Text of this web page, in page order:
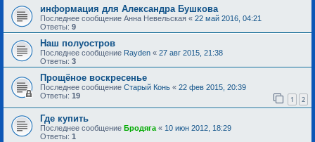
информация для Александра Бушкова
Последнее сообщение Анна Невельская « 22 май 2016, 04:21
Ответы: 9
Наш полуостров
Последнее сообщение Rayden « 27 авг 2015, 21:38
Ответы: 3
Прощёное воскресенье
Последнее сообщение Старый Конь « 22 фев 2015, 20:39
Ответы: 19 1 2
Где купить
Последнее сообщение Бродяга « 10 июн 2012, 18:29
Ответы: 1